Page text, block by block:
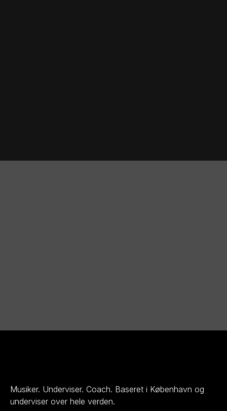
Musiker. Underviser. Coach. Baseret i København og
underviser over hele verden.